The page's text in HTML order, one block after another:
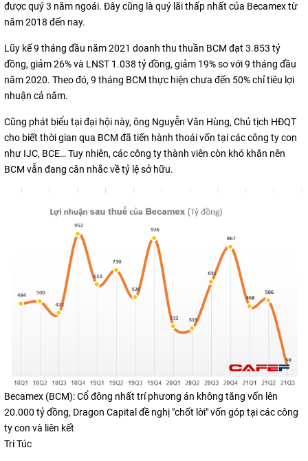
được quý 3 năm ngoái. Đây cũng là quý lãi thấp nhất của Becamex từ
năm 2018 đến nay.
Lũy kế 9 tháng đầu năm 2021 doanh thu thuần BCM đạt 3.853 tỷ
đồng, giảm 26% và LNST 1.038 tỷ đồng, giảm 19% so với 9 tháng đầu
năm 2020. Theo đó, 9 tháng BCM thực hiện chưa đến 50% chỉ tiêu lợi
nhuận cả năm.
Cũng phát biểu tại đại hội này, ông Nguyễn Văn Hùng, Chủ tịch HĐQT
cho biết thời gian qua BCM đã tiến hành thoái vốn tại các công ty con
như IJC, BCE… Tuy nhiên, các công ty thành viên còn khó khăn nên
BCM vẫn đang cân nhắc về tỷ lệ sở hữu.
Becamex (BCM): Cổ đông nhất trí phương án không tăng vốn lên
20.000 tỷ đồng, Dragon Capital đề nghị "chốt lời" vốn góp tại các công
ty con và liên kết
Tri Túc